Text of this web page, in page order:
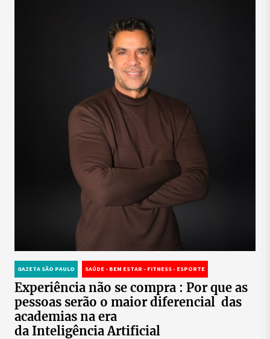
GAZETA SÃO PAULO SAÚDE - BEM ESTAR - FITNESS - ESPORTE
Experiência não se compra : Por que as
pessoas serão o maior diferencial das
academias na era
da Inteligência Artificial